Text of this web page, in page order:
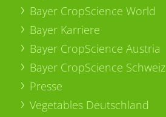
Bayer CropScience World
Bayer Karriere
Bayer CropScience Austria
Bayer CropScience Schweiz
Presse
Vegetables Deutschland